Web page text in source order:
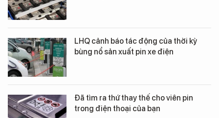
LHQ cảnh báo tác động của thời kỳ
bùng nổ sản xuất pin xe điện
Đã tìm ra thứ thay thế cho viên pin
trong điện thoại của bạn